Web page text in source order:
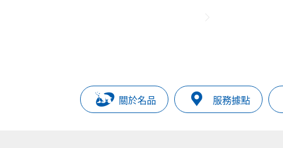
關於名品 服務據點